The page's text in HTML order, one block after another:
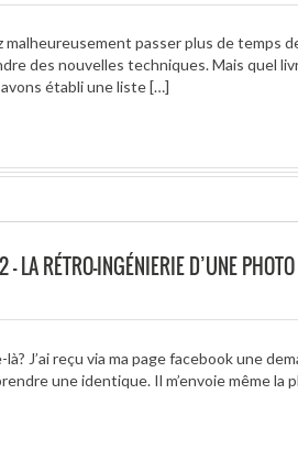
malheureusement passer plus de temps
des nouvelles techniques. Mais quel
établi une liste […]
– LA RÉTRO-INGÉNIERIE D’UNE
J’ai reçu via ma page facebook une
une identique. Il m’envoie même